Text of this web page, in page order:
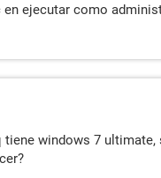
ejecutar como
windows 7 ultimate,